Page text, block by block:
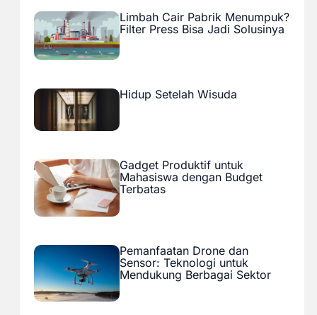
Limbah Cair Pabrik Menumpuk?
Filter Press Bisa Jadi Solusinya
Hidup Setelah Wisuda
Gadget Produktif untuk
Mahasiswa dengan Budget
Terbatas
Pemanfaatan Drone dan
Sensor: Teknologi untuk
Mendukung Berbagai Sektor